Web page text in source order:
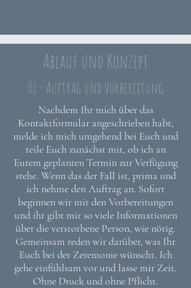
Ablauf und Konzept
01 - Auftrag und Vorbereitung
Nachdem Ihr mich über das
Kontaktformular angeschrieben habt,
melde ich mich umgehend bei Euch und
teile Euch zunächst mit, ob ich an
Eurem geplanten Termin zur Verfügung
stehe. Wenn das der Fall ist, prima und
ich nehme den Auftrag an. Sofort
beginnen wir mit den Vorbereitungen
und ihr gibt mir so viele Informationen
über die verstorbene Person, wie nötig.
Gemeinsam reden wir darüber, was Ihr
Euch bei der Zeremonie wünscht. Ich
gehe einfühlsam vor und lasse mir Zeit.
Ohne Druck und ohne Pflicht.